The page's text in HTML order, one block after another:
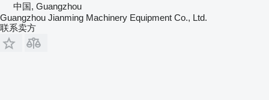
中国, Guangzhou
Guangzhou Jianming Machinery Equipment Co., Ltd.
联系卖方